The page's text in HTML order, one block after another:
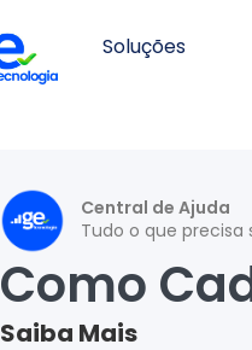
Soluções
Central de Ajuda
Tudo o que precisa
Como
Saiba Mais